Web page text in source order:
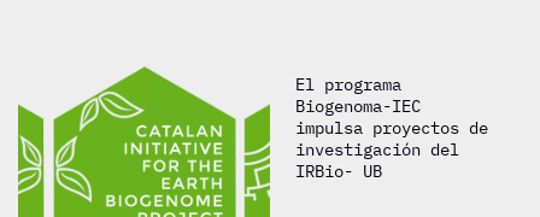
El programa
Biogenoma-IEC
impulsa proyectos de
investigación del
IRBio- UB